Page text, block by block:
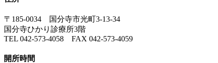
〒185-0034 国分寺市光町3-13-34
国分寺ひかり診療所3階
TEL 042-573-4058 FAX 042-573-4059
開所時間